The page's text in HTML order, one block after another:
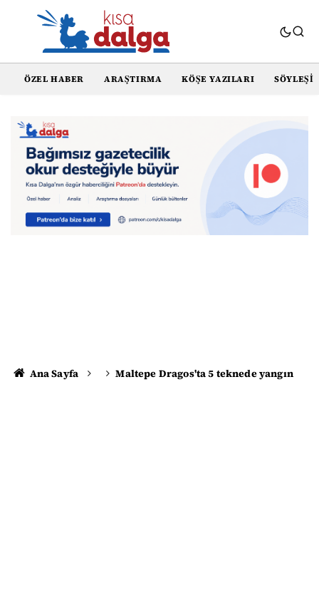
ÖZEL HABER ARAŞTIRMA KÖŞE YAZILARI SÖYLEŞI
Ana Sayfa Maltepe Dragos'ta 5 teknede yangın